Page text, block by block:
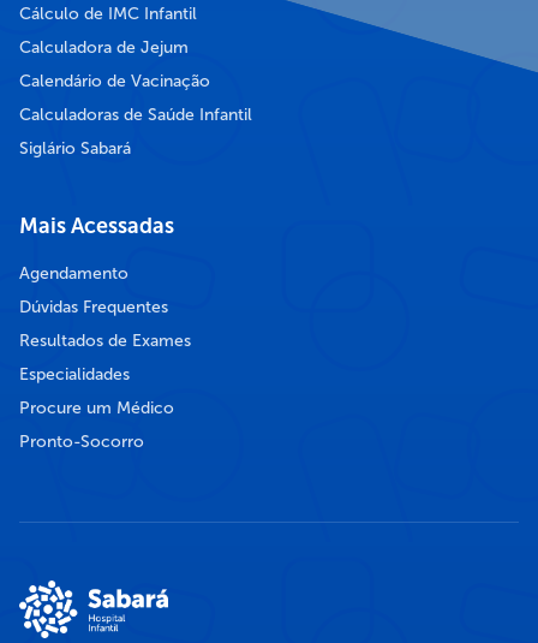
Cálculo de IMC Infantil
Calculadora de Jejum
Calendário de Vacinação
Calculadoras de Saúde Infantil
Siglário Sabará
Mais Acessadas
Agendamento
Dúvidas Frequentes
Resultados de Exames
Especialidades
Procure um Médico
Pronto-Socorro